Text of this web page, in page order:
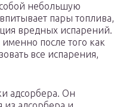
собой небольшую
пары топлива,
вредных испарений.
после того как
все испарения,
адсорбера. Он